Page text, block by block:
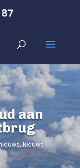
aan
,Nieuws